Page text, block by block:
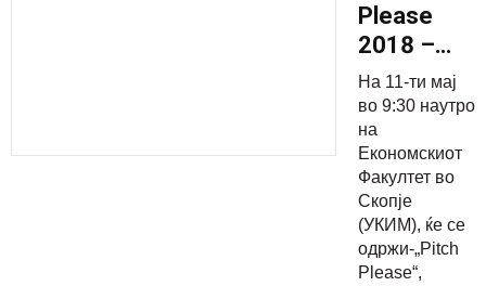
Please
2018 –
Како
идната
работа и
пракса во
странство
стануваат
реалност?
На 11-ти мај
во 9:30 наутро
на
Економскиот
Факултет во
Скопје
(УКИМ), ќе се
одржи-„Pitch
Please“,